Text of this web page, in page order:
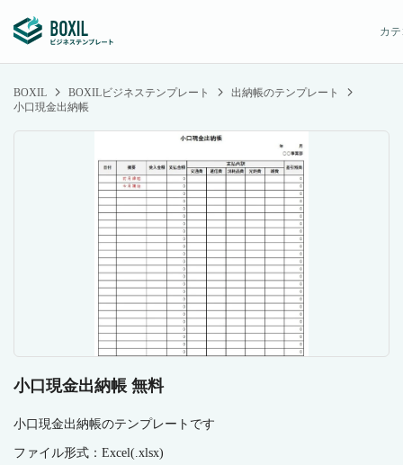
カ
BOXIL BOXILビジネステンプレート
出納帳のテンプレート
小口現金出納帳
小口現金出納帳 無料
小口現金出納帳のテンプレートです
ファイル形式：Excel(.xlsx)